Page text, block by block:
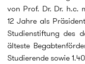
von Prof. Dr. Dr. h.c.
12 Jahre als
Studienstiftung des
älteste
Studierende sowie